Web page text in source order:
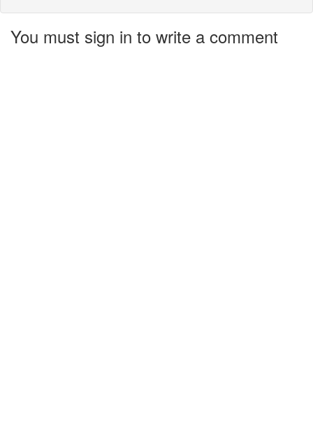
You must sign in to write a comment